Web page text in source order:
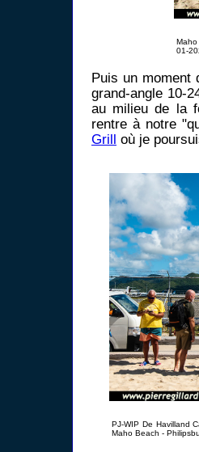
Maho
01-
Puis un moment
grand-angle 10-
au milieu de la
rentre à notre
Grill où je
PJ-WIP De Havilland
Maho Beach -